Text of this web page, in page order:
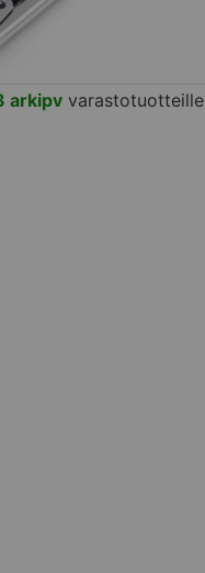
arkipvvarastotuotteille